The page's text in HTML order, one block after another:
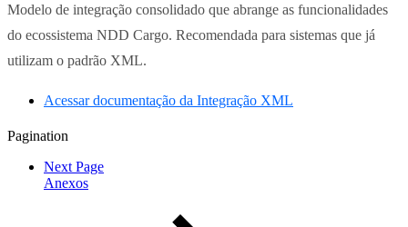
Modelo de integração consolidado que abrange as funcionalidades
do ecossistema NDD Cargo. Recomendada para sistemas que já
utilizam o padrão XML.
Acessar documentação da Integração XML
Pagination
Next Page
Anexos